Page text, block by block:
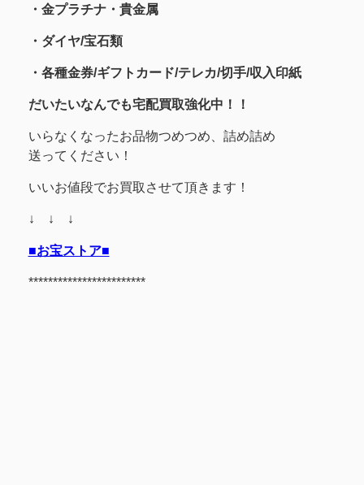
・金プラチナ・貴金属
・ ダイヤ/宝石類
・各種金券/ギフトカード/テレカ/切手/収入印紙
だいたいなんでも宅配買取強化中！！
いらなくなったお品物つめつめ、詰め詰め
送ってください！
いいお値段でお買取させて頂きます！
↓ ↓ ↓
■お宝ストア■
************************